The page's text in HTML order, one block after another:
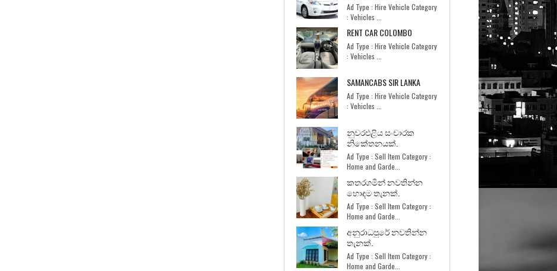
Ad Type : Hire Vehicle Category
: Vehicles ...
RENT CAR COLOMBO
Ad Type : Hire Vehicle Category
: Vehicles ...
SAMANCABS SIR LANKA
Ad Type : Hire Vehicle Category
: Vehicles ...
නුවරඑළිය සංචාරක
නිකේතනයක්.
Ad Type : Sell Item Category :
Home and Garde...
කතරගමින් නවතින්න
හොඳම තැනක්.
Ad Type : Sell Item Category :
Home and Garde...
අනුරාධපුරේ නවතින්න
තැනක්.
Ad Type : Sell Item Category :
Home and Garde...